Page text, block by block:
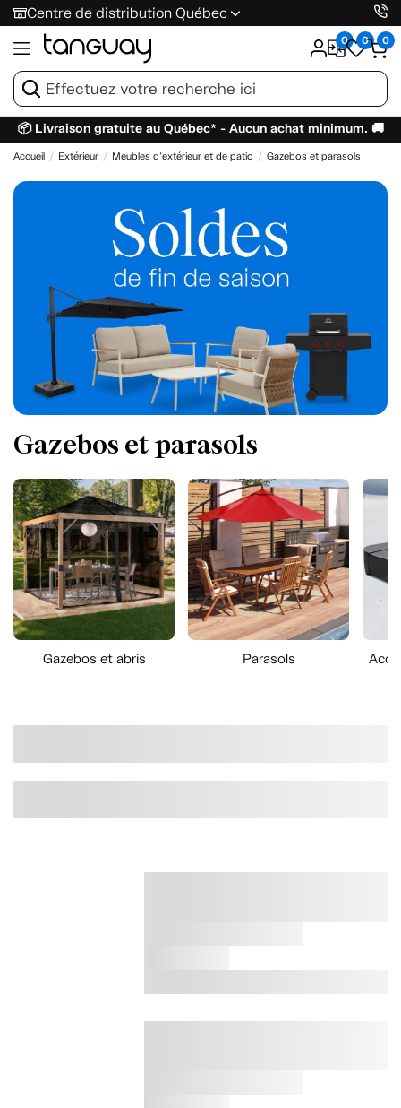
Centre de distribution Québec
0 0 0
📦 Livraison gratuite au Québec* - Aucun achat minimum. 🚚
Accueil Extérieur Meubles d'extérieur et de patio Gazebos et parasols
Gazebos et parasols
Gazebos et abris Parasols